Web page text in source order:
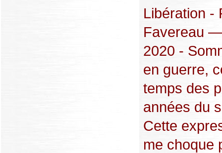
Libération -
Favereau
2020 -
en guerre,
temps des
années du
Cette
me choque